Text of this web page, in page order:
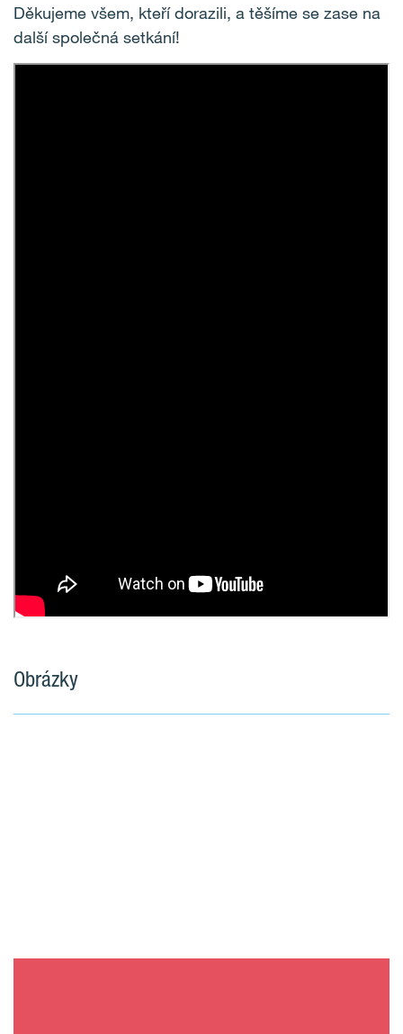
Děkujeme všem, kteří dorazili, a těšíme se zase na
další společná setkání!
Obrázky